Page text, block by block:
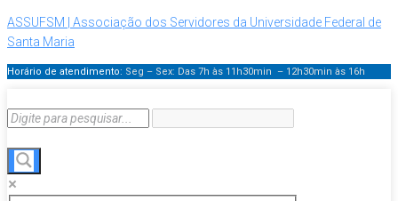
ASSUFSM | Associação dos Servidores da Universidade Federal de
Santa Maria
Horário de atendimento: Seg – Sex: Das 7h às 11h30min – 12h30min às 16h